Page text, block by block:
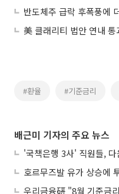
#환율 #기준금리
배근미 기자의 주요 뉴스